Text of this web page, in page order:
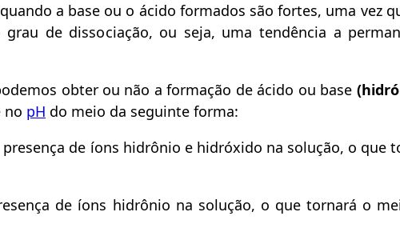
a base ou o ácido formados são fortes, uma vez
de dissociação, ou seja, uma tendência a
obter ou não a formação de ácido ou base
no pH do meio da seguinte forma:
de íons hidrônio e hidróxido na solução, o que
de íons hidrônio na solução, o que tornará o